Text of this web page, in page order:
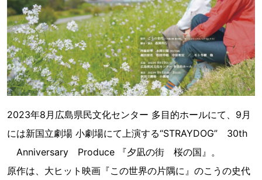
2023年8月広島県民文化センター 多目的ホールにて、9月
には新国立劇場 小劇場にて上演する“STRAYDOG” 30th
Anniversary Produce 『夕凪の街 桜の国』。
原作は、大ヒット映画『この世界の片隅に』のこうの史代